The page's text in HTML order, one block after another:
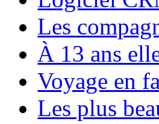
Les
À 13 ans
Voyage en
Les plus